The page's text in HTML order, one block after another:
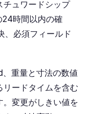
チュワードシップ
時間以内の確
、必須フィールド
重量と寸法の数値
ードタイムを含む
変更がしきい値を